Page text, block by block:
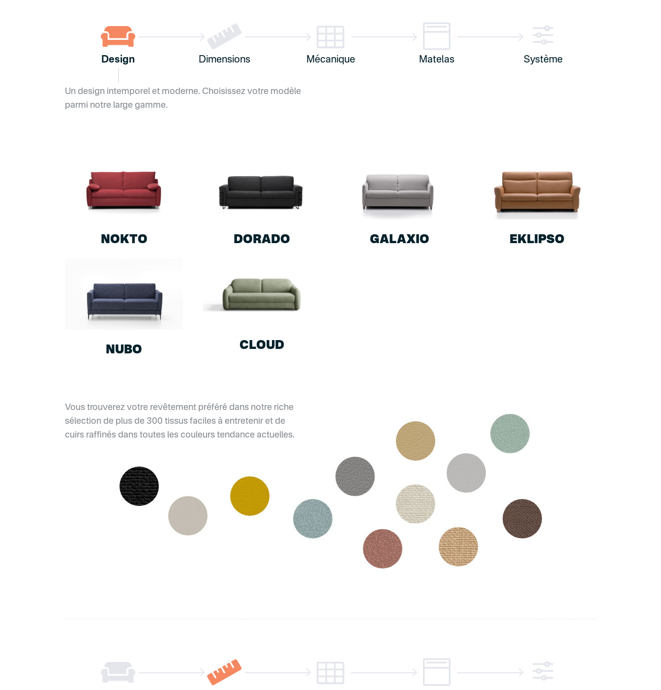

Design
Un design intemporel et moderne. Choisissez votre modèle
parmi notre large gamme.

Dimensions

Mécanique

Matelas
f
Système
NOKTO
NUBO
DORADO
CLOUD
GALAXIO EKLIPSO
Vous trouverez votre revêtement préféré dans notre riche
sélection de plus de 300 tissus faciles à entretenir et de
cuirs raffinés dans toutes les couleurs tendance actuelles.
    f